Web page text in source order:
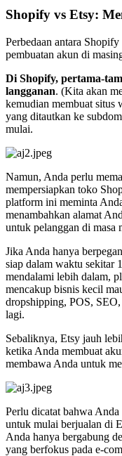
Shopify vs Etsy:
Perbedaan antara
pembuatan akun di
Di Shopify, pertama-
langganan. (Kita akan
kemudian membuat situs
yang ditautkan ke
mulai.
Namun, Anda perlu
mempersiapkan toko
platform ini meminta
menambahkan alamat
untuk pelanggan di masa
Jika Anda hanya
siap dalam waktu sekitar
mendalami lebih dalam,
mencakup bisnis kecil
dropshipping, POS,
lagi.
Sebaliknya, Etsy jauh
ketika Anda membuat
membawa Anda untuk
Perlu dicatat bahwa
untuk mulai berjualan di
Anda hanya bergabung
yang berfokus pada e-